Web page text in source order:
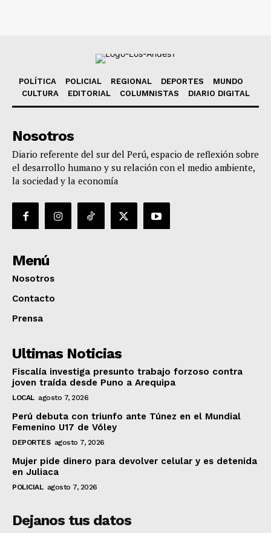
POLÍTICA POLICIAL REGIONAL DEPORTES
MUNDO
CULTURA
EDITORIAL COLUMNISTAS DIARIO DIGITAL
Nosotros
Diario referente del sur del Perú, espacio de reflexión sobre
el desarrollo humano y su relación con el medio ambiente,
la sociedad y la economía
Menú
Nosotros
Contacto
Prensa
Ultimas Noticias
Fiscalía investiga presunto trabajo forzoso contra
joven traída desde Puno a Arequipa
LOCAL agosto 7, 2026
Perú debuta con triunfo ante Túnez en el Mundial
Femenino U17 de Vóley
DEPORTES agosto 7, 2026
Mujer pide dinero para devolver celular y es detenida
en Juliaca
POLICIAL agosto 7, 2026
Dejanos tus datos